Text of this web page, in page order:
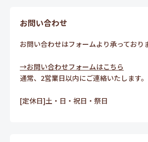
お問い合わせ
お問い合わせはフォームより承っており
→お問い合わせフォームはこちら
通常、2営業日以内にご連絡いたします。
[定休日]土・日・祝日・祭日